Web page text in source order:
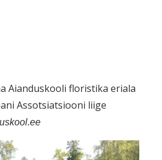
Aianduskooli floristika eriala
Assotsiatsiooni liige